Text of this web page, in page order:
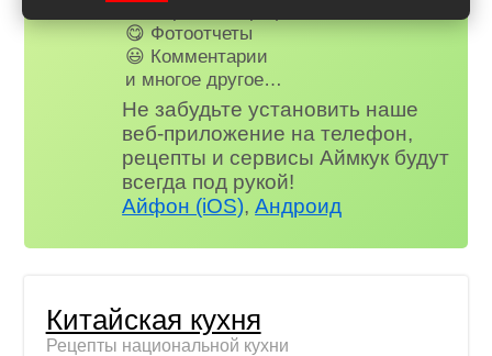
😋 Фотоотчеты
😃 Комментарии
и многое другое…
Не забудьте установить наше
веб-приложение на телефон,
рецепты и сервисы Аймкук будут
всегда под рукой!
Айфон (iOS),Андроид
Китайская кухня
Рецепты национальной кухни